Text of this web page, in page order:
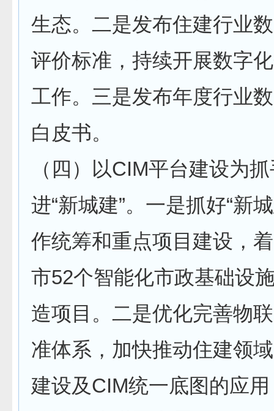
生态。二是发布住建行业
评价标准，持续开展数字
工作。三是发布年度行业
白皮书。
（四）以CIM平台建设为
进“新城建”。一是抓好“新
作统筹和重点项目建设，
市52个智能化市政基础设
造项目。二是优化完善物
准体系，加快推动住建领
建设及CIM统一底图的应